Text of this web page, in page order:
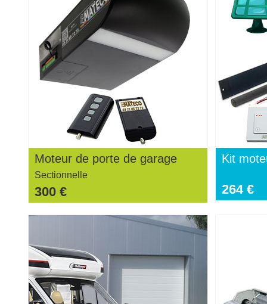
Moteur de porte de garage
Sectionnelle
300 €
Kit
264 €